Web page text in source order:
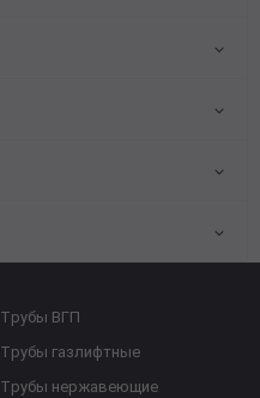
Трубы ВГП
Трубы газлифтные
Трубы нержавеющие